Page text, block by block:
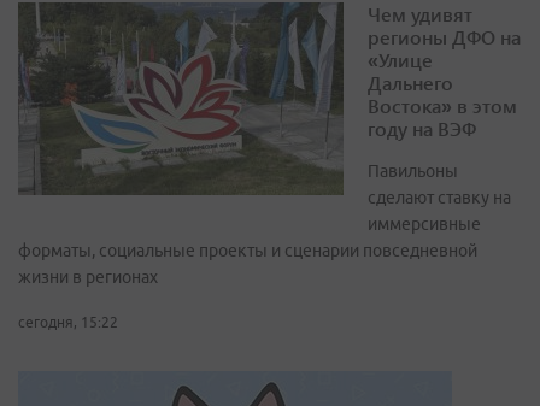
Чем удивят
регионы ДФО на
«Улице
Дальнего
Востока» в этом
году на ВЭФ
Павильоны
сделают ставку на
иммерсивные
форматы, социальные проекты и сценарии повседневной
жизни в регионах
сегодня, 15:22